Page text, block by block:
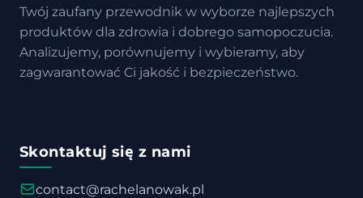
Twój zaufany przewodnik w wyborze najlepszych
produktów dla zdrowia i dobrego samopoczucia.
Analizujemy, porównujemy i wybieramy, aby
zagwarantować Ci jakość i bezpieczeństwo.
Skontaktuj się z nami
contact@rachelanowak.pl